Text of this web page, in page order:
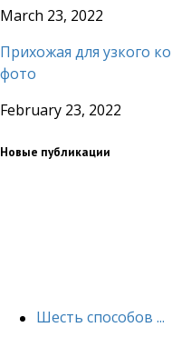
March 23, 2022
Прихожая для узкого
фото
February 23, 2022
Новые публикации
Шесть способов ...